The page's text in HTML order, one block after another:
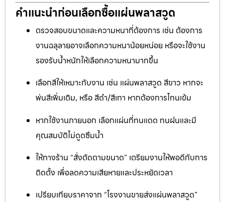
คำแนะนำก่อนเลือกซื้อแผ่นพลาสวูด
ตรวจสอบขนาดและความหนาที่ต้องการ เช่น ต้องการ
งานฉลุลายอาจเลือกความหนาน้อยหน่อย หรือจะใช้งาน
รองรับน้ำหนักให้เลือกความหนามากขึ้น
เลือกสีให้เหมาะกับงาน เช่น แผ่นพลาสวูด สีขาว หากจะ
พ่นสีเพิ่มเติม, หรือ สีดำ/สีเทา หากต้องการโทนเข้ม
หากใช้งานภายนอก เลือกแผ่นที่ทนแดด ทนฝนและมี
คุณสมบัติไม่ดูดซึมน้ำ
ให้ทางร้าน “สั่งตัดตามขนาด” เตรียมงานให้พอดีกับการ
ติดตั้ง เพื่อลดความเสียหายและประหยัดเวลา
เปรียบเทียบราคาจาก “โรงงานขายส่งแผ่นพลาสวูด”